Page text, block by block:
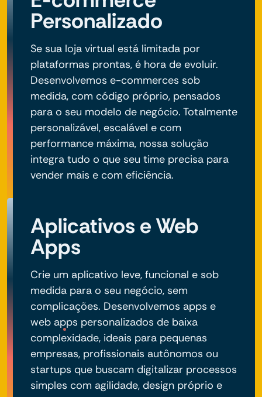
Personalizado
Se sua loja virtual está limitada por
plataformas prontas, é hora de evoluir.
Desenvolvemos e-commerces sob
medida, com código próprio, pensados
para o seu modelo de negócio. Totalmente
personalizável, escalável e com
performance máxima, nossa solução
integra tudo o que seu time precisa para
vender mais e com eficiência.
Aplicativos e Web
Apps
Crie um aplicativo leve, funcional e sob
medida para o seu negócio, sem
complicações. Desenvolvemos apps e
web apps personalizados de baixa
complexidade, ideais para pequenas
empresas, profissionais autônomos ou
startups que buscam digitalizar processos
simples com agilidade, design próprio e